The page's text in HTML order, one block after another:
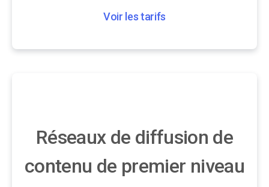
Voir les tarifs
Réseaux de diffusion de
contenu de premier niveau